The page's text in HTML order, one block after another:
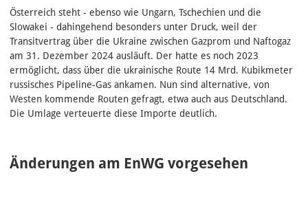
Österreich steht - ebenso wie Ungarn, Tschechien und die
Slowakei - dahingehend besonders unter Druck, weil der
Transitvertrag über die Ukraine zwischen Gazprom und Naftogaz
am 31. Dezember 2024 ausläuft. Der hatte es noch 2023
ermöglicht, dass über die ukrainische Route 14 Mrd. Kubikmeter
russisches Pipeline-Gas ankamen. Nun sind alternative, von
Westen kommende Routen gefragt, etwa auch aus Deutschland.
Die Umlage verteuerte diese Importe deutlich.
Änderungen am EnWG vorgesehen